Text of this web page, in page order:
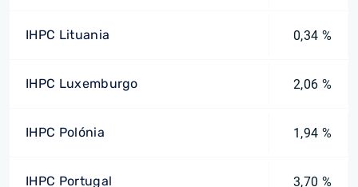
IHPC Lituania 0,34 %
IHPC Luxemburgo 2,06 %
IHPC Polónia 1,94 %
IHPC Portugal 3,70 %